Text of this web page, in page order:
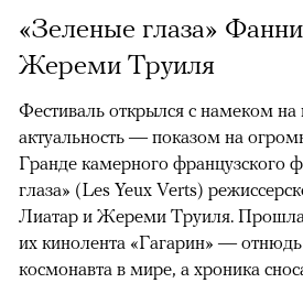
«Зеленые глаза»
Жереми Труиля
Фестиваль открылся с намеком на
актуальность — показом на
Гранде камерного французского
глаза» (Les Yeux Verts)
Лиатар и Жереми Труиля.
их кинолента «Гагарин» —
космонавта в мире, а хроника